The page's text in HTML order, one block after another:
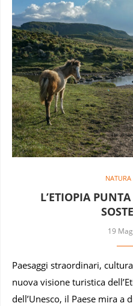
NATURA
L’ETIOPIA
19
Paesaggi straordinari,
nuova visione turistica
dell’Unesco, il Paese mira a